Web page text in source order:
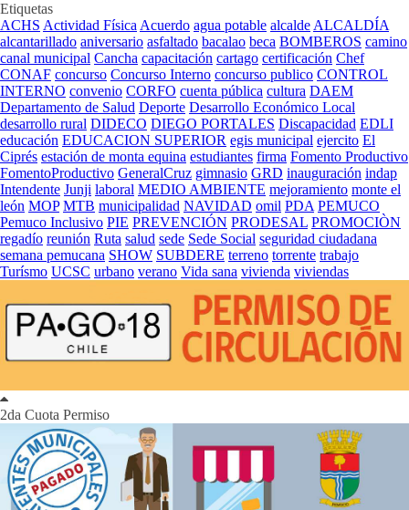
Etiquetas
ACHS Actividad FísicaAcuerdo agua potable alcaldeALCALDÍA
alcantarillado aniversario asfaltado bacalao beca BOMBEROS camino
canal municipal Cancha capacitación cartago certificación Chef
CONAF concurso Concurso Interno concurso publico CONTROL
INTERNO convenio CORFO cuenta pública cultura DAEM
Departamento de Salud Deporte Desarrollo Económico Local
desarrollo rural DIDECO DIEGO PORTALES Discapacidad EDLI
educación EDUCACION SUPERIOR egis municipal ejercito El
Ciprés estación de monta equina estudiantes firma Fomento Productivo
FomentoProductivo GeneralCruz gimnasio GRD inauguración indap
Intendente Junji laboral MEDIO AMBIENTE mejoramiento monte el
león MOP MTB municipalidad NAVIDAD omil PDA PEMUCO
Pemuco Inclusivo PIE PREVENCIÓN PRODESAL PROMOCIÒN
regadío reunión Ruta salud sede Sede Social seguridad ciudadana
semana pemucana SHOW SUBDERE terreno torrente trabajo
Turísmo UCSC urbano verano Vida sana vivienda viviendas
2da Cuota Permiso